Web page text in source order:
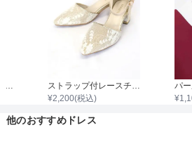
骨格タイプ
¥2,200(税込)
¥
他のおすすめドレス